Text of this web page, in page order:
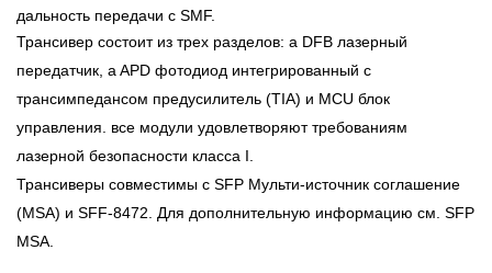
дальность передачи с SMF.
Трансивер состоит из трех разделов: a DFB лазерный
передатчик, a APD фотодиод интегрированный с
трансимпедансом предусилитель (TIA) и MCU блок
управления. все модули удовлетворяют требованиям
лазерной безопасности класса I.
Трансиверы совместимы с SFP Мульти-источник соглашение
(MSA) и SFF-8472. Для дополнительную информацию см. SFP
MSA.